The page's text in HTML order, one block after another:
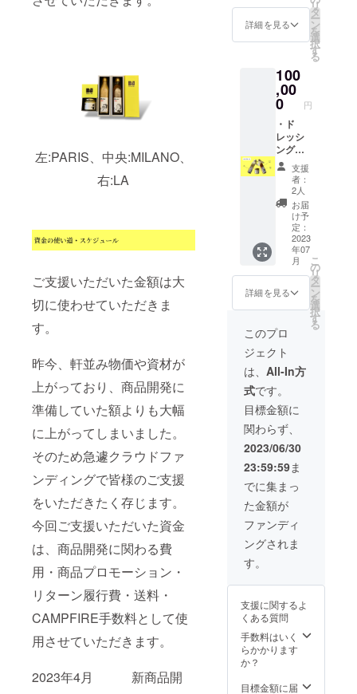
左:PARIS、中央:MILANO、
右:LA
ご支援いただいた金額は大
切に使わせていただきま
す。
昨今、軒並み物価や資材が
上がっており、商品開発に
準備していた額よりも大幅
に上がってしまいました。
そのため急遽クラウドファ
ンディングで皆様のご支援
をいただきたく存じます。
今回ご支援いただいた資金
は、商品開発に関わる費
用・商品プロモーション・
リターン履行費・送料・
CAMPFIRE手数料として使
用させていただきます。
2023年4月 新商品開
4〜5週
〈内容
量〉
※※※※※※
※※※※※※
※※※※※※
※※ ★女
性に大
人気★
ドレッ
シング
LA
※※※※※※
※※※※※※
※※※※※※
な酸味
が爽や
かに広
がる 有
タード
と野菜
味の効
いた
サッパ
リ味。
サラダ
はもち
ろん、
ロース
トビー
フや鶏
ハムと
の相性
も抜群
です。
〈原材
料名〉
玉ね
ぎ、セ
機米(国
産)、有
機醸造
酒(りん
ご酢)、
スター
造)、食
用サフ
オレ
イック)
〈保存
方法〉
【要冷
蔵】
10℃以
下で保
存して
くださ
い ＜賞
味期限
＞ 製造
日より
4〜5週
間程度
量〉
260g
※※※※※※
※※※※※※
※※ ★女
性に大
人気★
ドレッ
シング
LA
※※※※※※
※※※※※※
※※※※※※
※※ 上質
な酸味
が爽や
かに広
がる 有
機マス
タード
味の効
いた
サッパ
リ味。
サラダ
はもち
※※※※※※
※※ ド
レッシ
※※※※※※
※※※※※※
※※ 上質
が爽や
かに広
がる 有
機マス
タード
と野菜
の、酸
味の効
いた
サッパ
リ味。
サラダ
ろん、
ロース
フや鶏
ハムと
の相性
も抜群
〈保存
方法〉
【要冷
蔵】
10℃以
下で保
存して
くださ
い ＜賞
味期限
＞ 製造
日より
5〜6週
量〉
270g
※※※※※※
※※※※※※
※※※※※※
※※ ド
PARIS
い こだ
わり卵
菜を
使った
マイル
ドな味
わい。
サラダ
はもち
ろん、
生ハム
やキノ
コ類の
お料理
にも
ピッタ
リ。
〈原材
料名〉
玉ね
ん、有
機ご
ま、
卵、白
こしょ
う、に
んに
く、和
風だし
(かつお
ぶし、
こんぶ)
(国内製
造)、還
元水あ
め、か
つおぶ
しエキ
キス、
酵母エ
キス、
有機大
豆(国産)
(遺伝子
ではな
ング
PARIS(
120g)×
2個 ・
み ・お
礼のお
手紙
※※※※※※
※※※※※※
※※※※※※
※※ ド
レッシ
ング
MILAN
O
※※※※※※
※※※※※※
※※※※※※
のない
コク深
い味わ
い こだ
わり卵
と有機
白ゴ
マ、野
菜を
使った
マイル
ドな味
わい。
サラダ
はもち
ろん、
生ハム
やキノ
コ類の
お料理
にも
ピッタ
リ。
【要冷
10℃以
下で保
存して
くださ
い ＜賞
＞ 製造
詳細を見る
リ
タ
ー
ン
を
選
択
す
る
100
,00
0 円
・ド
レッシ
ング
MILAN
O(260g)
・ド
レッシ
ング
LA(270
g) ・ド
レッシ
ング
PARIS(
120g)
・送料
込み ・
お礼の
お手紙
毎月
12ヶ月
間、3本
1セット
を配送
させて
頂きま
す。
※※※※※※
※※※※※※
※※※※※※
※※ ド
レッシ
ング
MILAN
O
※※※※※※
のない
コク深
い味わ
い こだ
わり卵
白ゴ
支援
者：
2人
お届
け予
定：
2023
年07
月
詳細を見る
こ
の
リ
タ
ー
ン
を
選
択
す
る
このプロ
ジェクト
は、 All-In方
式です。
目標金額に
関わらず、
2023/06/30
23:59:59ま
でに集まっ
た金額が
ファンディ
ングされま
す。
支援に関するよ
くある質問
手数料はいく
らかかります
か？
目標金額に届